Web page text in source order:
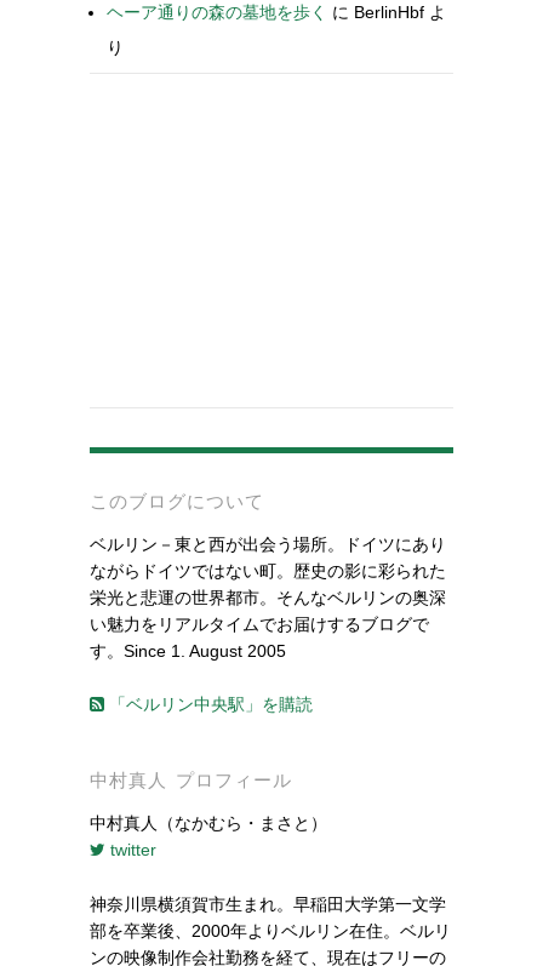
ヘーア通りの森の墓地を歩く
に BerlinHbf よ
り
このブログについて
ベルリン－東と西が出会う場所。ドイツにあり
ながらドイツではない町。歴史の影に彩られた
栄光と悲運の世界都市。そんなベルリンの奥深
い魅力をリアルタイムでお届けするブログで
す。Since 1. August 2005
「ベルリン中央駅」を購読
中村真人 プロフィール
中村真人（なかむら・まさと）
twitter
神奈川県横須賀市生まれ。早稲田大学第一文学
部を卒業後、2000年よりベルリン在住。ベルリ
ンの映像制作会社勤務を経て、現在はフリーの